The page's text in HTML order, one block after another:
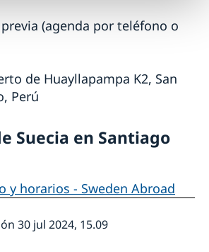
(agenda por teléfono o
de Huayllapampa K2, San
Perú
Suecia en Santiago
y horarios - Sweden Abroad
30 jul 2024, 15.09